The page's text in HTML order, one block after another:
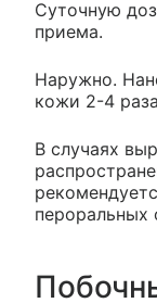
Суточную
приема.
Наружно.
кожи 2-4
В случаях
пероральных